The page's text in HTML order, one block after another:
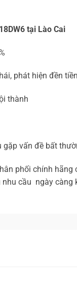
tại Lào Cai
phát hiện đền
thành
gặp vấn đề bất
phối chính
cầu ngày càng